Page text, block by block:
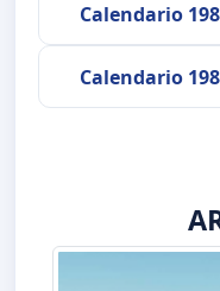
Calendario
Calendario